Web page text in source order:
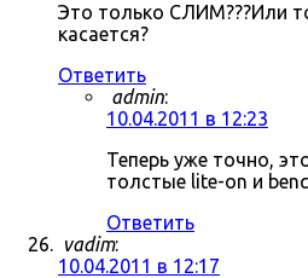
Это только СЛИМ???Или
касается?
Ответить
admin:
10.04.2011 в 12:23
Теперь уже точно,
толстые lite-on и
Ответить
vadim:
10.04.2011 в 12:17